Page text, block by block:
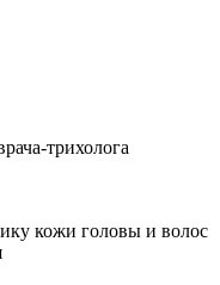
трихолога
кожи головы и волос